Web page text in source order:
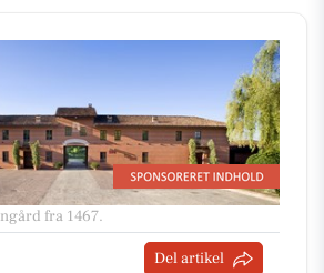
fra 1467.
Del artikel